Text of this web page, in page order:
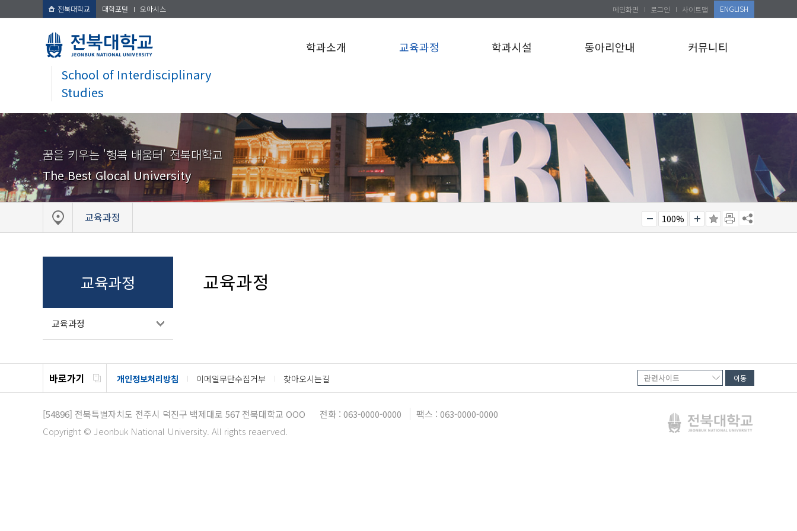
전북대학교 대학포털 오아시스
School of Interdisciplinary
Studies
메인화면 로그인 사이트맵 ENGLISH
학과소개 교육과정 학과시설 동아리안내 커뮤니티
꿈을 키우는 '행복 배움터' 전북대학교
The Best Glocal University
교육과정 100%
교육과정
교육과정
교육과정
바로가기 개인정보처리방침 이메일무단수집거부 찾아오시는길
[54896] 전북특별자치도 전주시 덕진구 백제대로 567 전북대학교 OOO 전화 : 063-0000-0000
팩스 : 063-0000-0000
Copyright © Jeonbuk National University. All rights reaerved.